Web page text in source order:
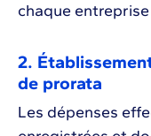
chaque
2.
de prorata
Les dépenses